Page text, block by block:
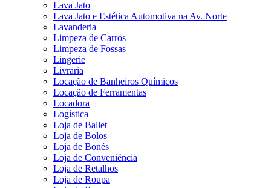
Lava Jato
Lava Jato e Estética Automotiva na Av. Norte
Lavanderia
Limpeza de Carros
Limpeza de Fossas
Lingerie
Livraria
Locação de Banheiros Químicos
Locação de Ferramentas
Locadora
Logística
Loja de Ballet
Loja de Bolos
Loja de Bonés
Loja de Conveniência
Loja de Retalhos
Loja de Roupa